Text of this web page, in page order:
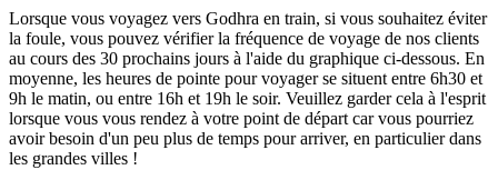
Lorsque vous voyagez vers Godhra en train, si vous souhaitez éviter
la foule, vous pouvez vérifier la fréquence de voyage de nos clients
au cours des 30 prochains jours à l'aide du graphique ci-dessous. En
moyenne, les heures de pointe pour voyager se situent entre 6h30 et
9h le matin, ou entre 16h et 19h le soir. Veuillez garder cela à l'esprit
lorsque vous vous rendez à votre point de départ car vous pourriez
avoir besoin d'un peu plus de temps pour arriver, en particulier dans
les grandes villes !